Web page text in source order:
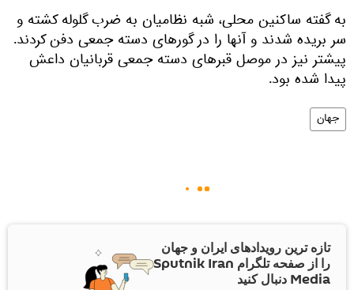
به گفته ساكنين محلى، شبه نظاميان به ضرب گلوله كشته و
سر بريده شدند و آنها را در گورهاى دسته جمعى دفن كردند.
پيشتر نيز در موصل قبرهاى دسته جمعى قربانيان داعش
پيدا شده بود.
جهان
تازه ترین رویدادهای ایران و جهان
را از صفحه تلگرام Sputnik Iran
Media دنبال کنید